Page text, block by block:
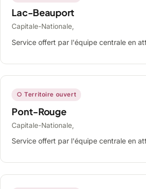
Lac-Beauport
Capitale-Nationale,
Service offert par l'équipe centrale en
○ Territoire ouvert
Pont-Rouge
Capitale-Nationale,
Service offert par l'équipe centrale en